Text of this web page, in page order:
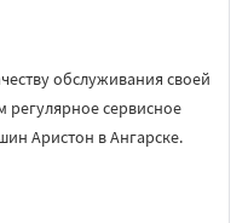
обслуживания своей
сервисное
Аристон в Ангарске.